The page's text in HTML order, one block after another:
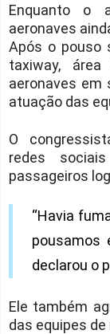
Enquanto o
aeronaves
Após o pouso
taxiway,
aeronaves em
atuação das
O
redes
passageiros
“Havia
pousamos
declarou o
Ele também
das equipes